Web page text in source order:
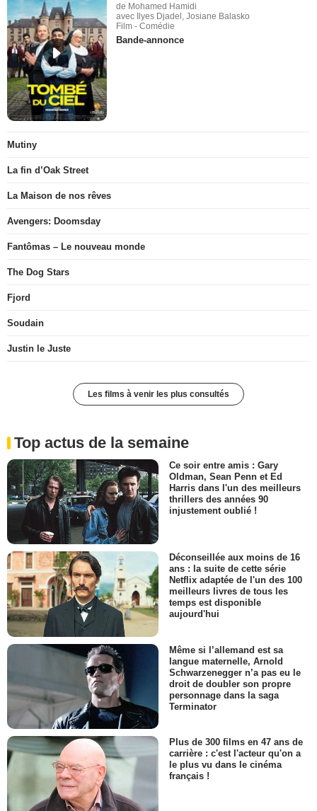
de Mohamed Hamidi
avec Ilyes Djadel, Josiane Balasko
Film - Comédie
Bande-annonce
Mutiny
La fin d’Oak Street
La Maison de nos rêves
Avengers: Doomsday
Fantômas – Le nouveau monde
The Dog Stars
Fjord
Soudain
Justin le Juste
Les films à venir les plus consultés
Top actus de la semaine
Ce soir entre amis : Gary
Oldman, Sean Penn et Ed
Harris dans l'un des meilleurs
thrillers des années 90
injustement oublié !
Déconseillée aux moins de 16
ans : la suite de cette série
Netflix adaptée de l'un des 100
meilleurs livres de tous les
temps est disponible
aujourd'hui
Même si l’allemand est sa
langue maternelle, Arnold
Schwarzenegger n’a pas eu le
droit de doubler son propre
personnage dans la saga
Terminator
Plus de 300 films en 47 ans de
carrière : c'est l'acteur qu'on a
le plus vu dans le cinéma
français !